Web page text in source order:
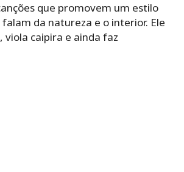
que promovem um estilo
da natureza e o interior. Ele
viola caipira e ainda faz